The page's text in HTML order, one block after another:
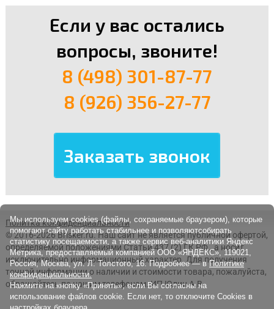
Если у вас остались
вопросы, звоните!
8 (498) 301-87-77
8 (926) 356-27-77
Политка конфиденциальности
© 2016-2026 Brisker.ru.Наш сайт не является публичной офертой,
определяемой положениями Статьи 437 (2) ГК РФ., а носит
исключительно информационный характер. Для получения
точной информации о наличии и стоимости товара, пожалуйста,
обращайтесь по нашим телефонам. ИП Юдин А.В.
Мы используем cookies (файлы, сохраняемые браузером), которые
помогают сайту работать стабильнее и позволяютсобирать
статистику посещаемости, а также сервис веб-аналитики Яндекс
Метрика, предоставляемый компанией ООО «ЯНДЕКС», 119021,
Россия, Москва, ул. Л. Толстого, 16. Подробнее — в Политике
конфиденциальности.
Нажмите на кнопку «Принять», если Вы согласны на
использование файлов cookie. Если нет, то отключите Cookies в